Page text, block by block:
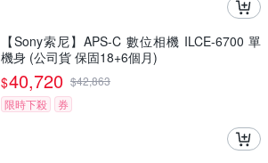
【Sony索尼】APS-C 數位相機 ILCE-6700 單
機身 (公司貨 保固18+6個月)
$40,720 $42,863
限時下殺
券